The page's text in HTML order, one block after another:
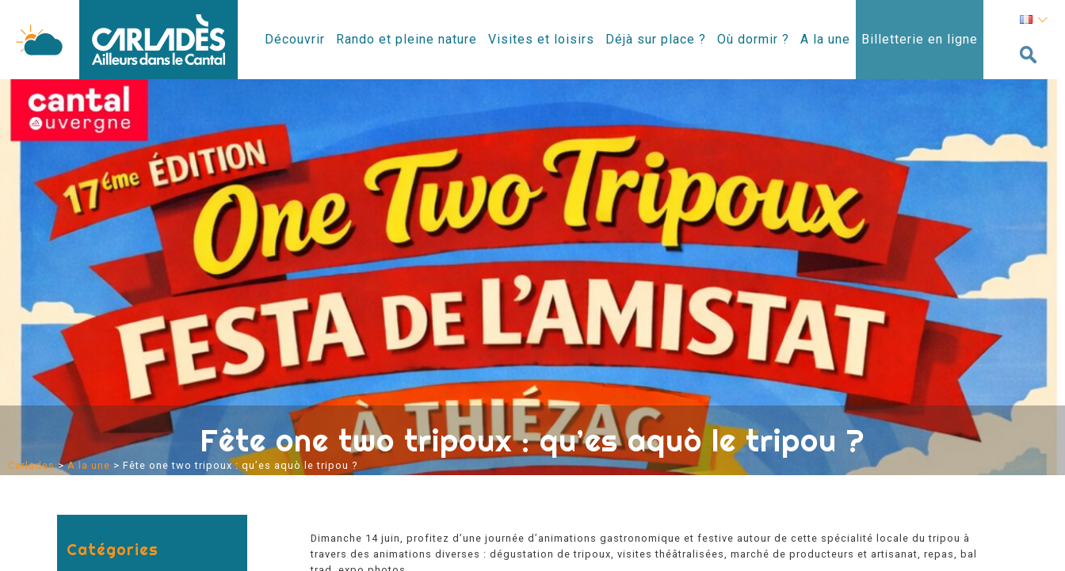
Découvrir Rando et pleine nature Visites et loisirs Déjà sur place ? Où dormir ? A la une Billetterie en ligne
Fête one two tripoux : qu’es aquò le tripou ?
Carlades>A la une > Fête one two tripoux : qu’es aquò le tripou ?
Catégories
Dimanche 14 juin, profitez d’une journée d’animations gastronomique et festive autour de cette spécialité locale du tripou à
travers des animations diverses : dégustation de tripoux, visites théâtralisées, marché de producteurs et artisanat, repas, bal